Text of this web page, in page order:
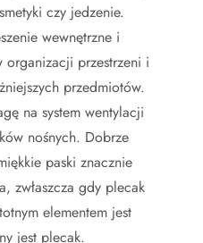
czy jedzenie.
wewnętrzne i
przestrzeni i
przedmiotów.
na system wentylacji
nośnych. Dobrze
paski znacznie
zwłaszcza gdy plecak
elementem jest
jest plecak.